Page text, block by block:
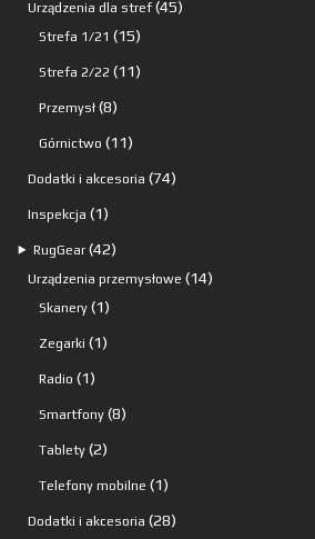
produktów
Urządzenia dla stref 4545
Strefa 1/21 1515
produktów
Strefa 2/22 1111
Przemysł 88
produktów
Górnictwo 1111
produktów
Dodatki i akcesoria 7474
Inspekcja 11
produkt
⯈ RugGear 4242
produkty
Urządzenia przemysłowe 1414
Skanery 11
produkt
Zegarki 11
Radio 11
produkt
Smartfony 88
Tablety 22
produkty
Telefony mobilne 11
produkt
Dodatki i akcesoria 2828